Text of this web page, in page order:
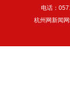
电话：
杭州网新闻